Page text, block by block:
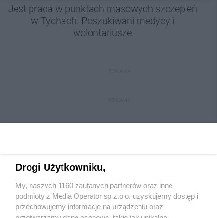
Jest praca w punktach masowych szczepień
w Tychach. Poszukiwani medycy i
wolontariusze
Wydawca mediówlokalnych
Drogi Użytkowniku,
My, naszych 1160 zaufanych partnerów oraz inne
podmioty z Media Operator sp z.o.o. uzyskujemy dostęp i
przechowujemy informacje na urządzeniu oraz